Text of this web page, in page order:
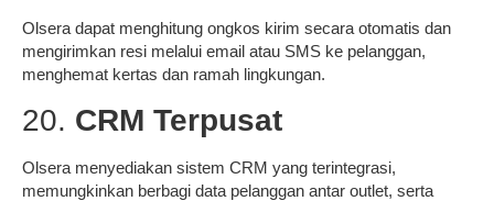
Olsera dapat menghitung ongkos kirim secara otomatis dan
mengirimkan resi melalui email atau SMS ke pelanggan,
menghemat kertas dan ramah lingkungan.
20. CRM Terpusat
Olsera menyediakan sistem CRM yang terintegrasi,
memungkinkan berbagi data pelanggan antar outlet, serta